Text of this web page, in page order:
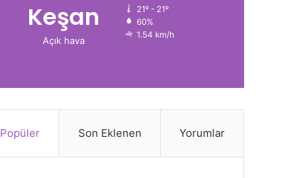
Keşan
Açık hava
21º - 21º
60%
1.54 km/h
Popüler Son Eklenen Yorumlar